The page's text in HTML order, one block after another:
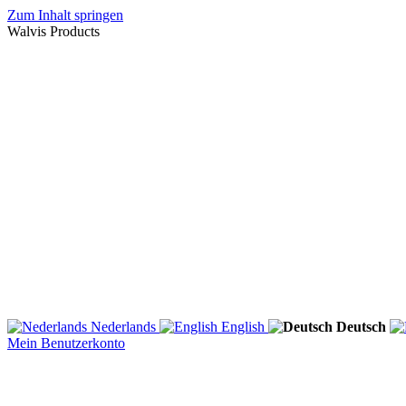
Zum Inhalt springen
Walvis Products
Nederlands English Deutsch
Mein Benutzerkonto